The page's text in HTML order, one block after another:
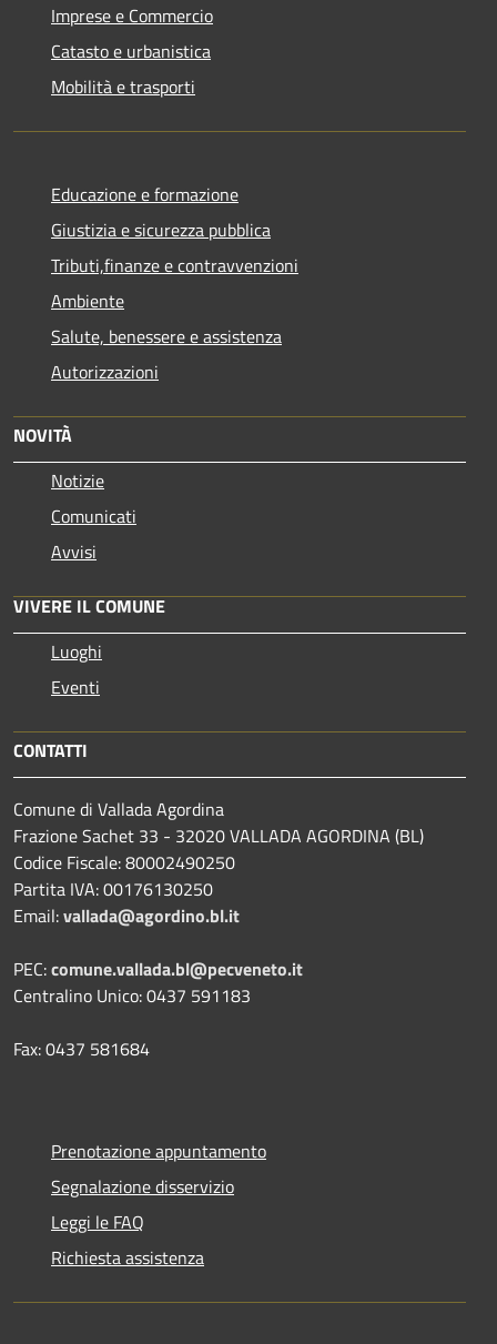
Imprese e Commercio
Catasto e urbanistica
Mobilità e trasporti
Educazione e formazione
Giustizia e sicurezza pubblica
Tributi,finanze e contravvenzioni
Ambiente
Salute, benessere e assistenza
Autorizzazioni
NOVITÀ
Notizie
Comunicati
Avvisi
VIVERE IL COMUNE
Luoghi
Eventi
CONTATTI
Comune di Vallada Agordina
Frazione Sachet 33 - 32020 VALLADA AGORDINA (BL)
Codice Fiscale: 80002490250
Partita IVA: 00176130250
Email:vallada@agordino.bl.it
PEC:comune.vallada.bl@pecveneto.it
Centralino Unico: 0437 591183
Fax: 0437 581684
Prenotazione appuntamento
Segnalazione disservizio
Leggi le FAQ
Richiesta assistenza